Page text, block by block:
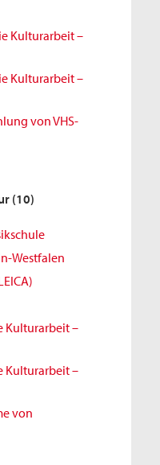
Kulturarbeit –
Kulturarbeit –
von VHS-
(10)
Westfalen
Kulturarbeit –
Kulturarbeit –
von